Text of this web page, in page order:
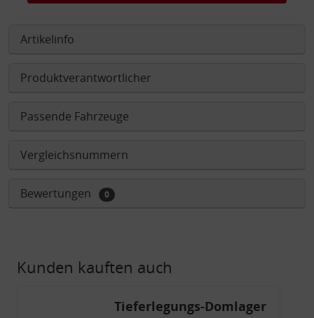
Artikelinfo
Produktverantwortlicher
Passende Fahrzeuge
Vergleichsnummern
Bewertungen 0
Kunden kauften auch
Tieferlegungs-Domlager